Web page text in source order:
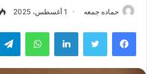
حماده جمعه 1 أغسطس، 2025
فيسبوك تويتر لينكدإن واتساب